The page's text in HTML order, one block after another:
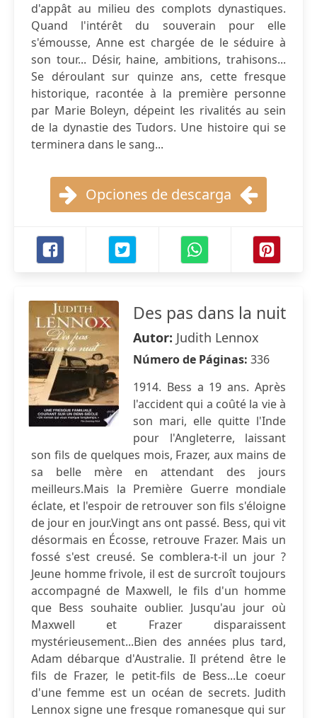
d'appât au milieu des complots dynastiques.
Quand l'intérêt du souverain pour elle
s'émousse, Anne est chargée de le séduire à
son tour... Désir, haine, ambitions, trahisons...
Se déroulant sur quinze ans, cette fresque
historique, racontée à la première personne
par Marie Boleyn, dépeint les rivalités au sein
de la dynastie des Tudors. Une histoire qui se
terminera dans le sang...
Opciones de descarga
Des pas dans la nuit
Autor: Judith Lennox
Número de Páginas: 336
1914. Bess a 19 ans. Après
l'accident qui a coûté la vie à
son mari, elle quitte l'Inde
pour l'Angleterre, laissant
son fils de quelques mois, Frazer, aux mains de
sa belle mère en attendant des jours
meilleurs.Mais la Première Guerre mondiale
éclate, et l'espoir de retrouver son fils s'éloigne
de jour en jour.Vingt ans ont passé. Bess, qui vit
désormais en Écosse, retrouve Frazer. Mais un
fossé s'est creusé. Se comblera-t-il un jour ?
Jeune homme frivole, il est de surcroît toujours
accompagné de Maxwell, le fils d'un homme
que Bess souhaite oublier. Jusqu'au jour où
Maxwell et Frazer disparaissent
mystérieusement...Bien des années plus tard,
Adam débarque d'Australie. Il prétend être le
fils de Frazer, le petit-fils de Bess...Le coeur
d'une femme est un océan de secrets. Judith
Lennox signe une fresque romanesque qui sur